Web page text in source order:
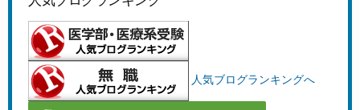
人気ブログランキングへ